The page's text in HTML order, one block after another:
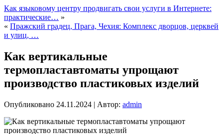
Как языковому центру продвигать свои услуги в Интернете:
практические… »
« Пражский градец, Прага, Чехия: Комплекс дворцов, церквей
и улиц, …
Как вертикальные
термопластавтоматы упрощают
производство пластиковых изделий
Опубликовано 24.11.2024 | Автор: admin